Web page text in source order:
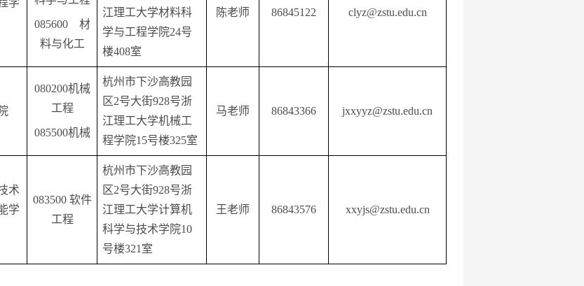
学
085600 材
料与化工
江理工大学材料科
学与工程学院24号
楼408室
陈老师 86845122 clyz@zstu.edu.cn
080200机械
工程
085500机械
杭州市下沙高教园
区2号大街928号浙
江理工大学机械工
程学院15号楼325室
马老师 86843366 jxxyyz@zstu.edu.cn
术
学
083500 软件
工程
杭州市下沙高教园
区2号大街928号浙
江理工大学计算机
科学与技术学院10
号楼321室
王老师 86843576 xxyjs@zstu.edu.cn